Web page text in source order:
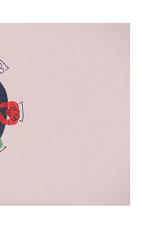
mit YouTube